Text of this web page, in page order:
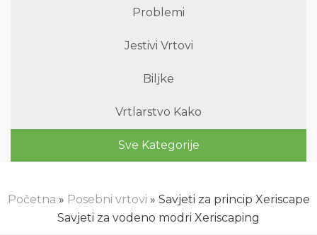
Problemi
Jestivi Vrtovi
Biljke
Vrtlarstvo Kako
Sve Kategorije
Početna » Posebni vrtovi » Savjeti za princip Xeriscape
Savjeti za vodeno modri Xeriscaping